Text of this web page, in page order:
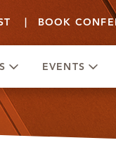
BOOK
EVENTS